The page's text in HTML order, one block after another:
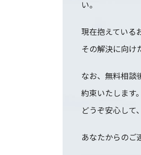
い。
現在抱えている
その解決に向け
なお、無料相談
約束いたします。
どうぞ安心して
あなたからのご